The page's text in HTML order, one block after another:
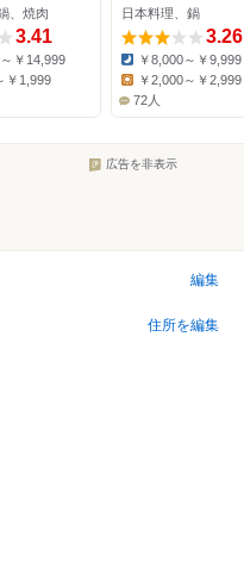
、焼肉
3.41
￥14,999
￥1,999
日本料理、鍋
3.26
Dinner:
￥8,000～￥9,999
Lunch:
￥2,000～￥2,999
72人
広告を非表示
編集
住所を編集